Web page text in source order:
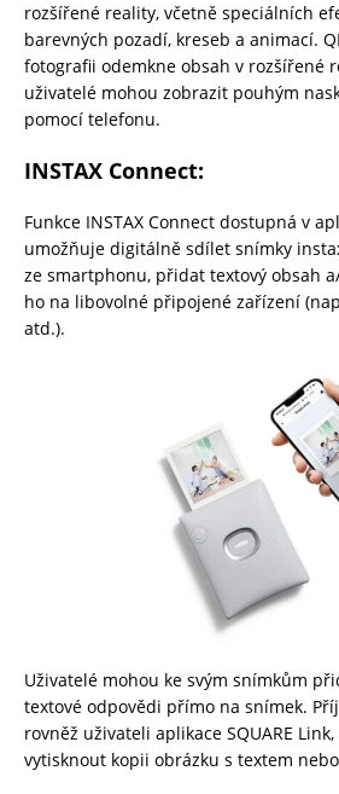
rozšířené reality, včetně speciálních
barevných pozadí, kreseb a animací.
fotografii odemkne obsah v rozšířené
uživatelé mohou zobrazit pouhým
pomocí telefonu.
INSTAX Connect:
Funkce INSTAX Connect dostupná v
umožňuje digitálně sdílet snímky
ze smartphonu, přidat textový obsah
ho na libovolné připojené zařízení
atd.).
Uživatelé mohou ke svým snímkům
textové odpovědi přímo na snímek.
rovněž uživateli aplikace SQUARE
vytisknout kopii obrázku s textem